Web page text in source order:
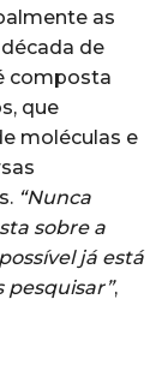
as
de
composta
que
moléculas e
“Nunca
sobre a
já está
pesquisar”,